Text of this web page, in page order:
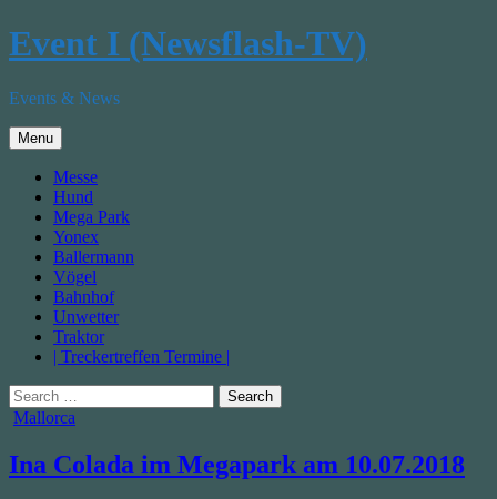
Event I (Newsflash-TV)
Events & News
Menu
Messe
Hund
Mega Park
Yonex
Ballermann
Vögel
Bahnhof
Unwetter
Traktor
| Treckertreffen Termine |
Search
for:
Posted
Mallorca
Ina Colada im Megapark am 10.07.2018